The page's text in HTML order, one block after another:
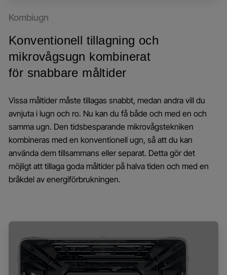
Kombiugn
Konventionell tillagning och
mikrovågsugn kombinerat
för snabbare måltider
Vissa måltider måste tillagas snabbt, medan andra vill du
avnjuta i lugn och ro. Nu kan du få både och med en och
samma ugn. Den tidsbesparande mikrovågstekniken
kombineras med en konventionell ugn, så att du kan
använda dem tillsammans eller separat. Detta gör det
möjligt att tillaga goda måltider på halva tiden och med en
bråkdel av energiförbrukningen.